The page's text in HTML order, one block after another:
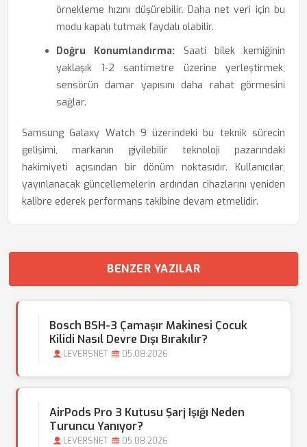
örnekleme hızını düşürebilir. Daha net veri için bu
modu kapalı tutmak faydalı olabilir.
Doğru Konumlandırma: Saati bilek kemiğinin
yaklaşık 1-2 santimetre üzerine yerleştirmek,
sensörün damar yapısını daha rahat görmesini
sağlar.
Samsung Galaxy Watch 9 üzerindeki bu teknik sürecin
gelişimi, markanın giyilebilir teknoloji pazarındaki
hakimiyeti açısından bir dönüm noktasıdır. Kullanıcılar,
yayınlanacak güncellemelerin ardından cihazlarını yeniden
kalibre ederek performans takibine devam etmelidir.
BENZER YAZILAR
Bosch BSH-3 Çamaşır Makinesi Çocuk
Kilidi Nasıl Devre Dışı Bırakılır?
LEVERSNET 05.08.2026
AirPods Pro 3 Kutusu Şarj Işığı Neden
Turuncu Yanıyor?
LEVERSNET 05.08.2026